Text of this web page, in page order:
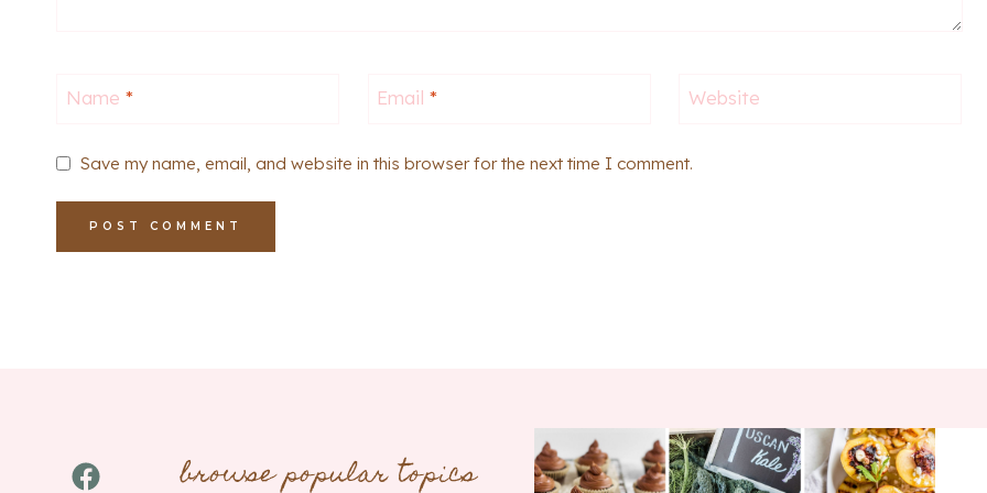
Name * Email* Website
Save my name, email, and website in this browser for the next time I comment.
Facebookbrowse popular topics